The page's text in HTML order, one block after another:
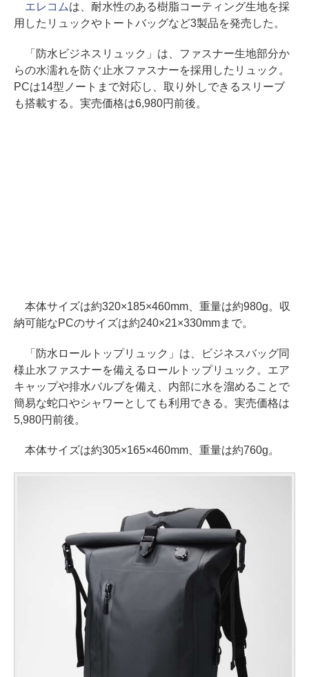
エレコムは、耐水性のある樹脂コーティング生地を採
用したリュックやトートバッグなど3製品を発売した。
「防水ビジネスリュック」は、ファスナー生地部分か
らの水濡れを防ぐ止水ファスナーを採用したリュック。
PCは14型ノートまで対応し、取り外しできるスリーブ
も搭載する。実売価格は6,980円前後。
本体サイズは約320×185×460mm、重量は約980g。収
納可能なPCのサイズは約240×21×330mmまで。
「防水ロールトップリュック」は、ビジネスバッグ同
様止水ファスナーを備えるロールトップリュック。エア
キャップや排水バルブを備え、内部に水を溜めることで
簡易な蛇口やシャワーとしても利用できる。実売価格は
5,980円前後。
本体サイズは約305×165×460mm、重量は約760g。